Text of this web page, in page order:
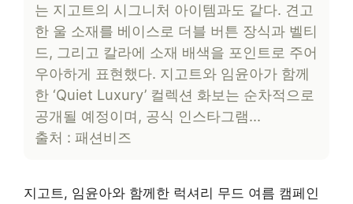
는 지고트의 시그니처 아이템과도 같다. 견고
한 울 소재를 베이스로 더블 버튼 장식과 벨티
드, 그리고 칼라에 소재 배색을 포인트로 주어
우아하게 표현했다. 지고트와 임윤아가 함께
한 ‘Quiet Luxury’ 컬렉션 화보는 순차적으로
공개될 예정이며, 공식 인스타그램…
출처 : 패션비즈
지고트, 임윤아와 함께한 럭셔리 무드 여름 캠페인